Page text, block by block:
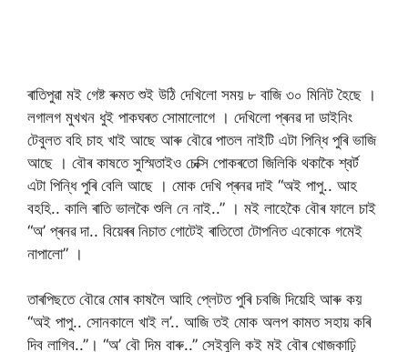
ৰাতিপুৱা মই গেষ্ট ৰুমত শুই উঠি দেখিলো সময় ৮ বাজি ৩০ মিনিট হৈছে ।
লগালগ মুখখন ধুই পাকঘৰত সোমালোগে । দেখিলো প্ৰনৱ দা ডাইনিং
টেবুলত বহি চাহ খাই আছে আৰু বৌৱে পাতল নাইটি এটা পিন্ধি পুৰি ভাজি
আছে । বৌৰ কাষতে সুস্মিতাইও চেক্সি পোকৰতো জিলিকি থকাকৈ শ্বৰ্ট
এটা পিন্ধি পুৰি বেলি আছে । মোক দেখি প্ৰনৱ দাই “অই পাপু.. আহ
বহহি.. কালি ৰাতি ভালকৈ শুলি নে নাই..” । মই লাহেকৈ বৌৰ ফালে চাই
“অ’ প্ৰনৱ দা.. বিয়েৰৰ নিচাত গোটেই ৰাতিতো টোপনিত একোকে গমেই
নাপালো” ।
তাৰপিছতে বৌৱে মোৰ কাষলৈ আহি প্লেটত পুৰি চবজি দিয়েহি আৰু কয়
“অই পাপু.. সোনকালে খাই ল’.. আজি তই মোক অলপ কামত সহায় কৰি
দিব লাগিব..”। “অ’ বৌ দিম বাৰু..” সেইবুলি কই মই বৌৰ খোজকাঢ়ি